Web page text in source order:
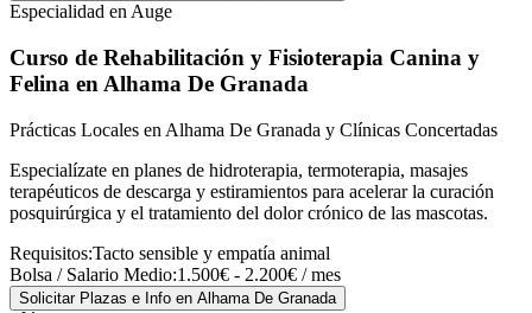
Especialidad en Auge
Curso de Rehabilitación y Fisioterapia Canina y
Felina en Alhama De Granada
Prácticas Locales en Alhama De Granada y Clínicas Concertadas
Especialízate en planes de hidroterapia, termoterapia, masajes
terapéuticos de descarga y estiramientos para acelerar la curación
posquirúrgica y el tratamiento del dolor crónico de las mascotas.
Requisitos:Tacto sensible y empatía animal
Bolsa / Salario Medio:1.500€ - 2.200€ / mes
Solicitar Plazas e Info en Alhama De Granada